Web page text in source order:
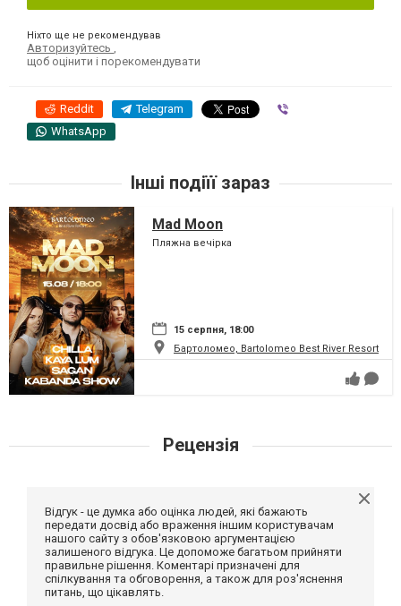
Ніхто ще не рекомендував
Авторизуйтесь
щоб оцінити і порекомендувати
Reddit Telegram
WhatsApp
Інші подіїї зараз
Mad Moon
Пляжна вечірка
15 серпня, 18:00
Бартоломео, Bartolomeo Best River Resort
Рецензія
Відгук - це думка або оцінка людей, які бажають
передати досвід або враження іншим користувачам
нашого сайту з обов'язковою аргументацією
залишеного відгука. Це допоможе багатьом прийняти
правильне рішення. Коментарі призначені для
спілкування та обговорення, а також для роз'яснення
питань, що цікавлять.